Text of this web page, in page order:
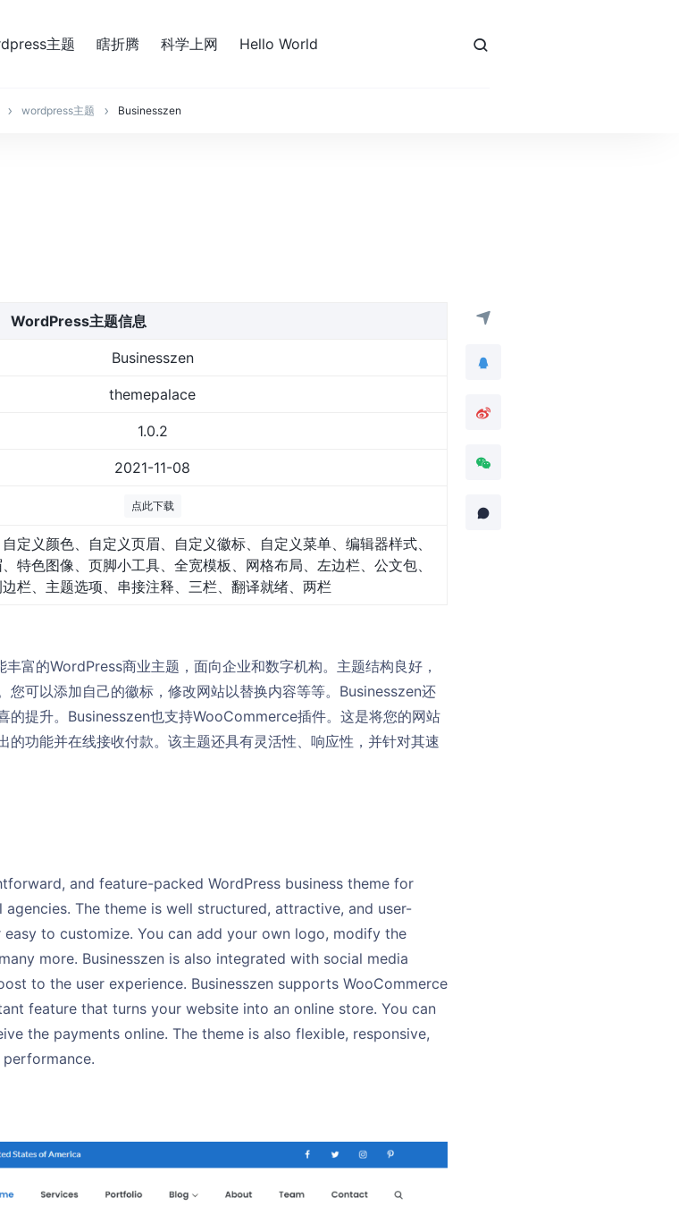
主题 瞎折腾 科学上网 Hello World
wordpress主题 Businesszen
WordPress主题信息
Businesszen
themepalace
1.0.2
2021-11-08
点此下载
定义颜色、自定义页眉、自定义徽标、自定义菜单、编辑器样式、
特色图像、页脚小工具、全宽模板、网格布局、左边栏、公文包、
栏、主题选项、串接注释、三栏、翻译就绪、两栏
富的WordPress商业主题，面向企业和数字机构。主题结构良好，
您可以添加自己的徽标，修改网站以替换内容等等。Businesszen还
的提升。Businesszen也支持WooCommerce插件。这是将您的网站
的功能并在线接收付款。该主题还具有灵活性、响应性，并针对其速
and feature-packed WordPress business theme for
The theme is well structured, attractive, and user-
easy to customize. You can add your own logo, modify the
more. Businesszen is also integrated with social media
to the user experience. Businesszen supports WooCommerce
feature that turns your website into an online store. You can
the payments online. The theme is also flexible, responsive,